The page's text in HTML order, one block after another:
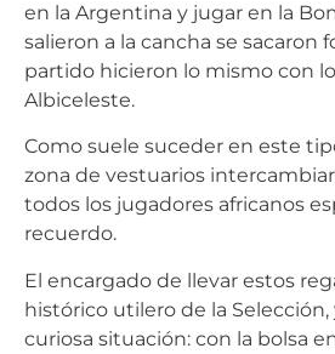
en la Argentina y jugar en la
salieron a la cancha se sacaron
partido hicieron lo mismo con
Albiceleste.
Como suele suceder en este
zona de vestuarios
todos los jugadores africanos
recuerdo.
El encargado de llevar estos
histórico utilero de la Selección,
curiosa situación: con la bolsa